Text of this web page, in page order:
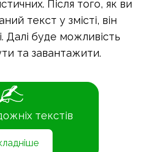
Після того, як ви
текст у змісті, він
Далі буде можливість
та завантажити.
текстів